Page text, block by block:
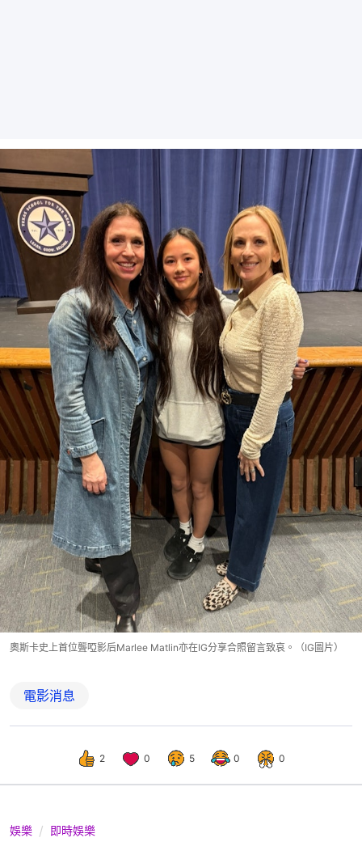
奧斯卡史上首位聾啞影后Marlee Matlin亦在IG分享合照留言致哀。（IG圖片）
電影消息
2 0 5 0 0
娛樂 即時娛樂